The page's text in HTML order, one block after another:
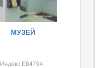
МУЗЕЙ
Индекс Е84794